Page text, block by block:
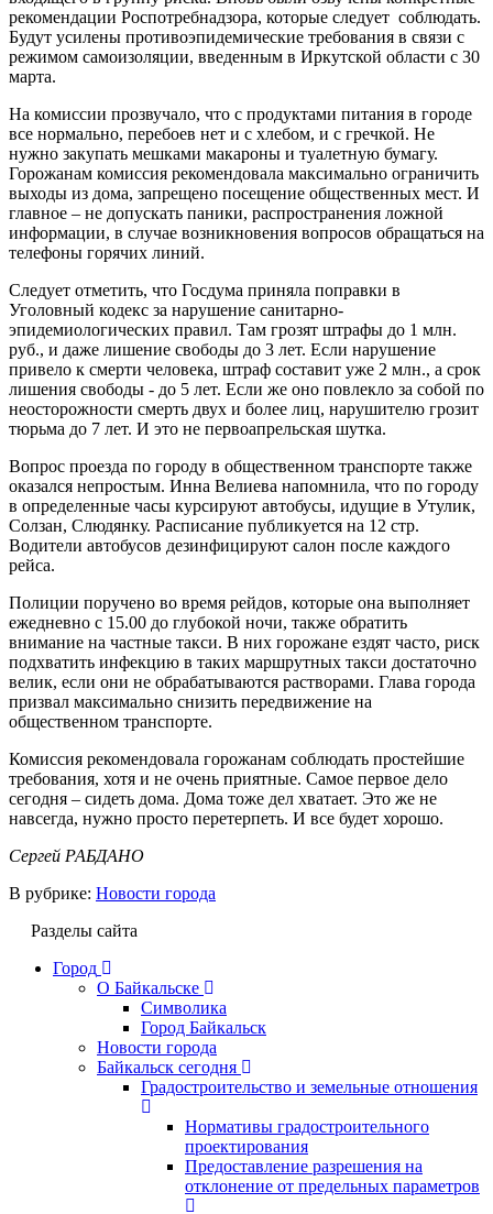
рекомендации Роспотребнадзора, которые следует соблюдать.
Будут усилены противоэпидемические требования в связи с
режимом самоизоляции, введенным в Иркутской области с 30
марта.
На комиссии прозвучало, что с продуктами питания в городе
все нормально, перебоев нет и с хлебом, и с гречкой. Не
нужно закупать мешками макароны и туалетную бумагу.
Горожанам комиссия рекомендовала максимально ограничить
выходы из дома, запрещено посещение общественных мест. И
главное – не допускать паники, распространения ложной
информации, в случае возникновения вопросов обращаться на
телефоны горячих линий.
Следует отметить, что Госдума приняла поправки в
Уголовный кодекс за нарушение санитарно-
эпидемиологических правил. Там грозят штрафы до 1 млн.
руб., и даже лишение свободы до 3 лет. Если нарушение
привело к смерти человека, штраф составит уже 2 млн., а срок
лишения свободы - до 5 лет. Если же оно повлекло за собой по
неосторожности смерть двух и более лиц, нарушителю грозит
тюрьма до 7 лет. И это не первоапрельская шутка.
Вопрос проезда по городу в общественном транспорте также
оказался непростым. Инна Велиева напомнила, что по городу
в определенные часы курсируют автобусы, идущие в Утулик,
Солзан, Слюдянку. Расписание публикуется на 12 стр.
Водители автобусов дезинфицируют салон после каждого
рейса.
Полиции поручено во время рейдов, которые она выполняет
ежедневно с 15.00 до глубокой ночи, также обратить
внимание на частные такси. В них горожане ездят часто, риск
подхватить инфекцию в таких маршрутных такси достаточно
велик, если они не обрабатываются растворами. Глава города
призвал максимально снизить передвижение на
общественном транспорте.
Комиссия рекомендовала горожанам соблюдать простейшие
требования, хотя и не очень приятные. Самое первое дело
сегодня – сидеть дома. Дома тоже дел хватает. Это же не
навсегда, нужно просто перетерпеть. И все будет хорошо.
Сергей РАБДАНО
В рубрике: Новости города
Разделы сайта
Город
О Байкальске
Символика
Город Байкальск
Новости города
Байкальск сегодня
Градостроительство и земельные отношения
Нормативы градостроительного
проектирования
Предоставление разрешения на
отклонение от предельных параметров